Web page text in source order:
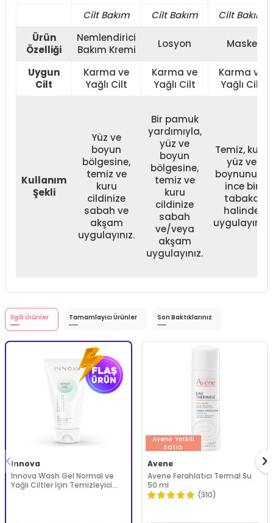
Cilt Bakım Cilt Bakım
Cilt Bakım
Ürün
Özelliği
Nemlendirici
Bakım Kremi
Losyon Maske
Uygun
Cilt
Karma ve
Yağlı Cilt
Karma ve
Yağlı Cilt
Karma ve
Yağlı Cilt
Kullanım
Şekli
Yüz ve
boyun
bölgesine,
temiz ve
kuru
cildinize
sabah ve
akşam
uygulayınız.
Bir pamuk
yardımıyla,
yüz ve
boyun
bölgesine,
temiz ve
kuru
cildinize
sabah
ve/veya
akşam
uygulayınız.
Temiz, kuru
yüz ve
boynunuza
ince bir
tabaka
halinde
uygulayınız.
İlgili Ürünler Tamamlayıcı Ürünler Son Baktıklarınız
Innova
Innova Wash Gel Normal ve
Yağlı Ciltler İçin Temizleyici
Avene Yetkili
Satıcı
Avene
Avene Ferahlatıcı Termal Su
50 ml
(310)